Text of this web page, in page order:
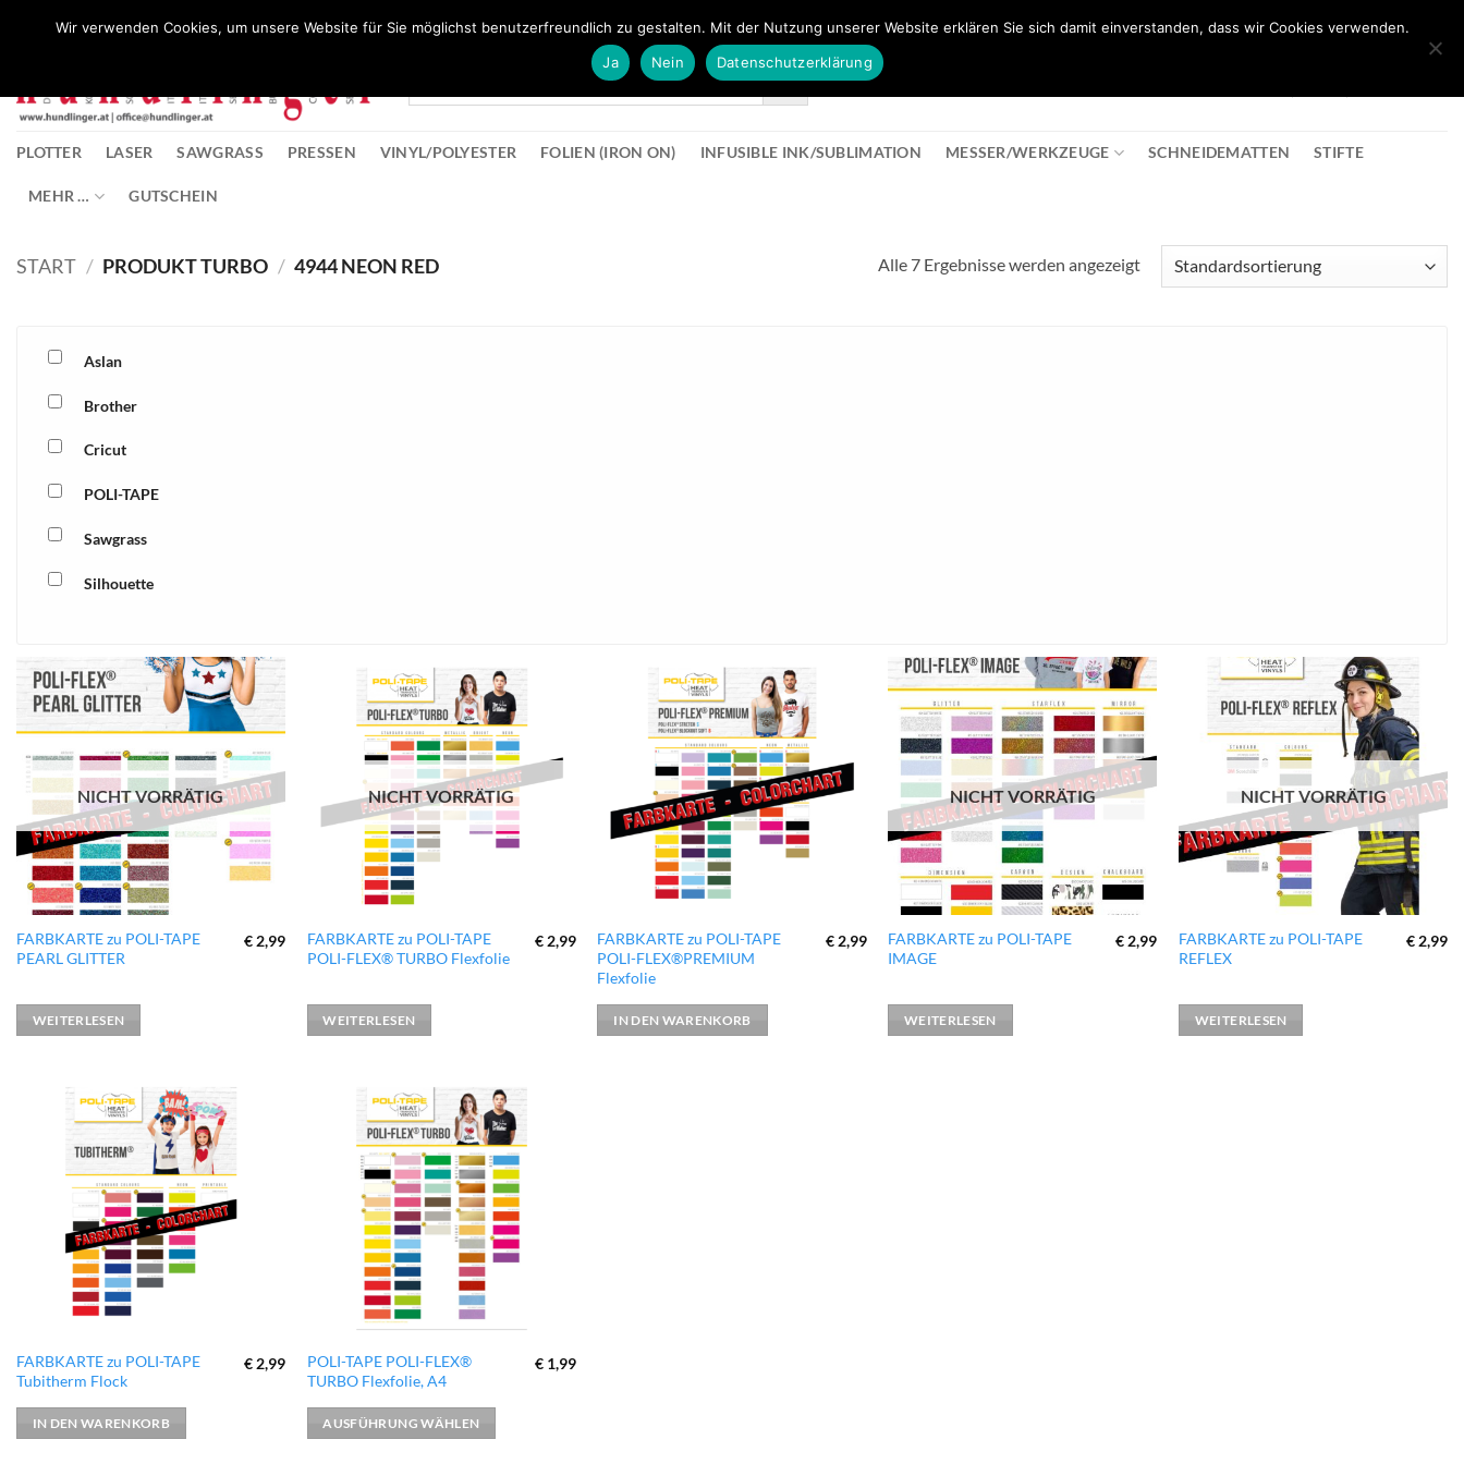
PLOTTER LASER SAWGRASS PRESSEN VINYL/POLYESTER FOLIEN (IRON ON) INFUSIBLE INK/SUBLIMATION MESSER/WERKZEUGE SCHNEIDEMATTEN STIFTE
MEHR … GUTSCHEIN
START / PRODUKT TURBO / 4944 NEON RED Alle 7 Ergebnisse werden angezeigt
Aslan
Brother
Cricut
POLI-TAPE
Sawgrass
Silhouette
zur
Wunschliste
hinzufügen
NICHT VORRÄTIG
FARBKARTE zu POLI-TAPE
PEARL GLITTER
€2,99
WEITERLESEN
zur
Wunschliste
NICHT VORRÄTIG
FARBKARTE zu POLI-TAPE
POLI-FLEX® TURBO Flexfolie
€2,99
WEITERLESEN
zur
Wunschliste
hinzufügen
FARBKARTE zu POLI-TAPE
POLI-FLEX®PREMIUM
Flexfolie
€2,99
IN DEN WARENKORB
zur
Wunschliste
hinzufügen
NICHT VORRÄTIG
FARBKARTE zu POLI-TAPE
IMAGE
€2,99
WEITERLESEN
zur
Wunschliste
hinzufügen
NICHT VORRÄTIG
FARBKARTE zu POLI-TAPE
REFLEX
€2,99
WEITERLESEN
Wunschliste
hinzufügen
FARBKARTE zu POLI-TAPE
Tubitherm Flock
€2,99
IN DEN WARENKORB
zur
Wunschliste
hinzufügen
POLI-TAPE POLI-FLEX®
TURBO Flexfolie, A4
€1,99
AUSFÜHRUNG WÄHLEN
Dieses
Produkt
weist
mehrere
Wir verwenden Cookies, um unsere Website für Sie möglichst benutzerfreundlich zu gestalten. Mit der Nutzung unserer Website erklären Sie sich damit einverstanden, dass wir Cookies verwenden.
Ja
Nein Datenschutzerklärung